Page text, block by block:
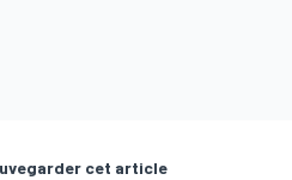
cet article